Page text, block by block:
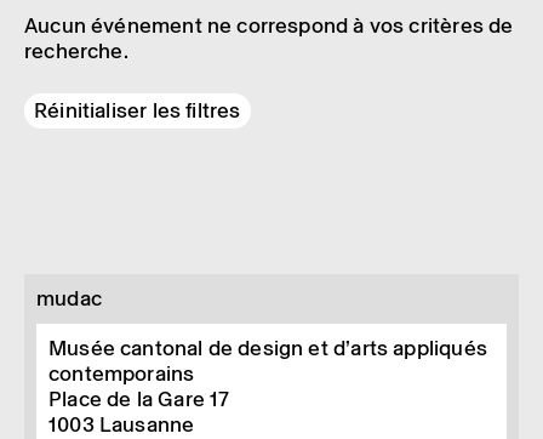
Aucun événement ne correspond à vos critères de
recherche.
Réinitialiser les filtres
mudac
Musée cantonal de design et d’arts appliqués
contemporains
Place de la Gare 17
1003 Lausanne